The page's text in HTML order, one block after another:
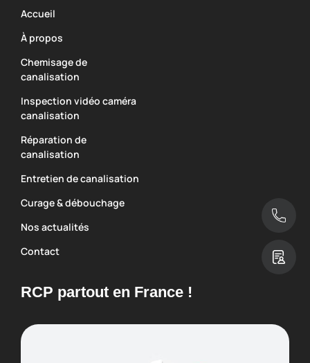
Accueil
À propos
Chemisage de
canalisation
Inspection vidéo caméra
canalisation
Réparation de
canalisation
Entretien de canalisation
Curage & débouchage
Nos actualités
Contact
RCP partout en France !